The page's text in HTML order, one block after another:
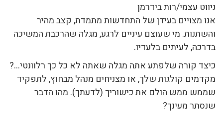
ניווט עצמי/רות בידרמן
אנו מצויים בעידן של התחדשות מתמדת, קצב מהיר
והשתנות. מי שעוצם עיניים לרגע, מגלה שהרכבת המשיכה
בדרכה, לעיתים בלעדיו.
כיצד קורה שלפתע אתה מגלה שאתה לא כל כך רלוונטי…?
מקדמים קולגות שלך, או מצניחים מנהל מבחוץ, לתפקיד
שממש ממש הולם את כישוריך (לדעתך). מהו הדבר
שנסתר מעינך?